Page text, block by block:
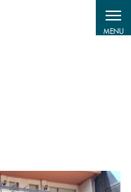
MENU